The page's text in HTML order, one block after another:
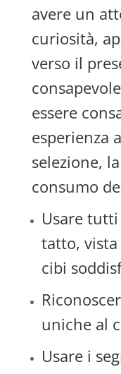
avere un
curiosità,
verso il
essere
esperienza
selezione,
consumo
Usare
tatto,
cibi
uniche al
Usare i